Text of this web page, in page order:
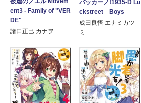
被虐のノエル Movem
ent3 - Family of "VER
DE"
諸口正巳 カナヲ
バッカーノ!1935-D Lu
ckstreet Boys
成田良悟 エナミカツ
ミ